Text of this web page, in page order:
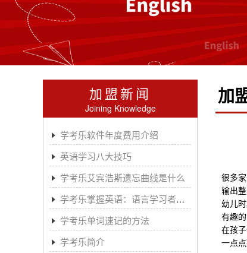
加盟新闻
Joining Knowledge
学考乐软件年度费用介绍
英语学习八大技巧
学考乐艾宾浩斯遗忘曲线是什么
学考乐掌握英语：语言学习者的有效方法
学考乐单词速记的方法
学考乐简介
加
很多
输出
幼儿
有趣
在孩
一点